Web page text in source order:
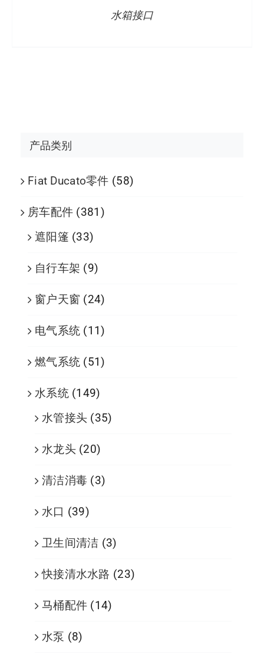
水箱接口
产品类别
Fiat Ducato零件 (58)
房车配件 (381)
遮阳篷 (33)
自行车架 (9)
窗户天窗 (24)
电气系统 (11)
燃气系统 (51)
水系统 (149)
水管接头 (35)
水龙头 (20)
清洁消毒 (3)
水口 (39)
卫生间清洁 (3)
快接清水水路 (23)
马桶配件 (14)
水泵 (8)